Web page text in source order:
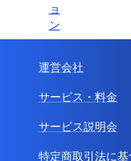
ョ
ン
運営会社
サービス・料金
サービス説明会
特定商取引法に